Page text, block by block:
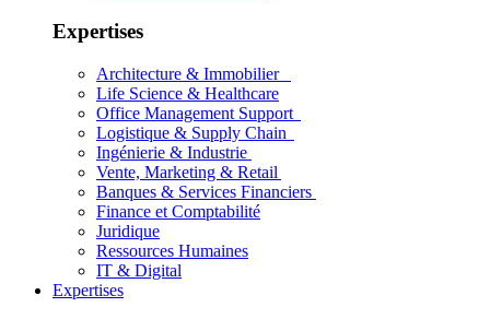
Expertises
Architecture & Immobilier
Life Science & Healthcare
Office Management Support
Logistique & Supply Chain
Ingénierie & Industrie
Vente, Marketing & Retail
Banques & Services Financiers
Finance et Comptabilité
Juridique
Ressources Humaines
IT & Digital
Expertises